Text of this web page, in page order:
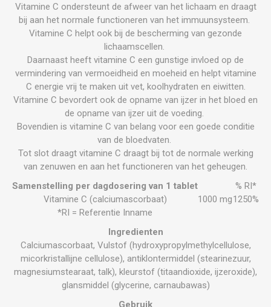
Vitamine C ondersteunt de afweer van het lichaam en draagt
bij aan het normale functioneren van het immuunsysteem.
Vitamine C helpt ook bij de bescherming van gezonde
lichaamscellen.
Daarnaast heeft vitamine C een gunstige invloed op de
vermindering van vermoeidheid en moeheid en helpt vitamine
C energie vrij te maken uit vet, koolhydraten en eiwitten.
Vitamine C bevordert ook de opname van ijzer in het bloed en
de opname van ijzer uit de voeding.
Bovendien is vitamine C van belang voor een goede conditie
van de bloedvaten.
Tot slot draagt vitamine C draagt bij tot de normale werking
van zenuwen en aan het functioneren van het geheugen.
Samenstelling per dagdosering van 1 tablet
% RI*
Vitamine C (calciumascorbaat)
1000 mg1250%
*RI = Referentie Inname
Ingredienten
Calciumascorbaat, Vulstof (hydroxypropylmethylcellulose,
micorkristallijne cellulose), antiklontermiddel (stearinezuur,
magnesiumstearaat, talk), kleurstof (titaandioxide, ijzeroxide),
glansmiddel (glycerine, carnaubawas)
Gebruik